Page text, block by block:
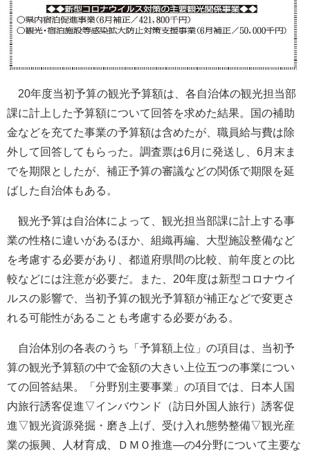
20年度当初予算の観光予算額は、各自治体の観光担当部
課に計上した予算額について回答を求めた結果。国の補助
金などを充てた事業の予算額は含めたが、職員給与費は除
外して回答してもらった。調査票は6月に発送し、6月末ま
でを期限としたが、補正予算の審議などの関係で期限を延
ばした自治体もある。
観光予算は自治体によって、観光担当部課に計上する事
業の性格に違いがあるほか、組織再編、大型施設整備など
を考慮する必要があり、都道府県間の比較、前年度との比
較などには注意が必要だ。また、20年度は新型コロナウイ
ルスの影響で、当初予算の観光予算額が補正などで変更さ
れる可能性があることも考慮する必要がある。
自治体別の各表のうち「予算額上位」の項目は、当初予
算の観光予算額の中で金額の大きい上位五つの事業につい
ての回答結果。「分野別主要事業」の項目では、日本人国
内旅行誘客促進▽インバウンド（訪日外国人旅行）誘客促
進▽観光資源発掘・磨き上げ、受け入れ態勢整備▽観光産
業の振興、人材育成、ＤＭＯ推進―の4分野について主要な